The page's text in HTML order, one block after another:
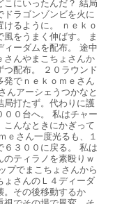
こにいったんだ？ 結局
ドラゴンゾンビを火に
るように。 ｎｅｋｏ
風をうまく伸ばす。 ま
ィーダムを配布。 途中
さんやまこちょさんか
つ配布。 ２０ラウンド
発でｎｅｋｏｍｅさん
んアーシェうつかなと
局打たず。代わりに護
００台へ。 私はチャー
こんなときにかぎって
ｅさん一度光るも、１
６３００に戻る。 私は
のティラノを素殴りｗ
プでまこちょさんから
ょさんのＬ４ディーダ
。その後移動するか